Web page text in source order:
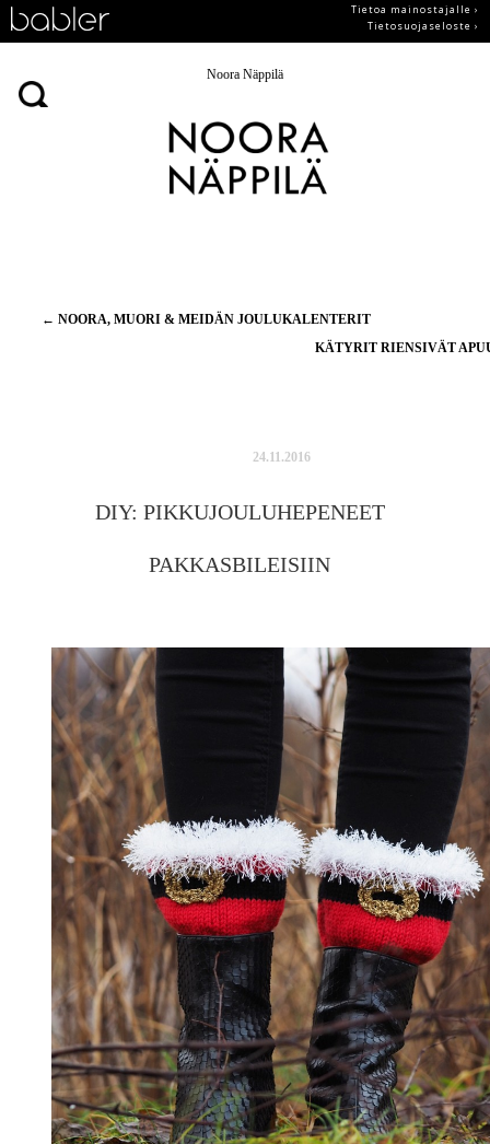
Tietoa mainostajalle ›
Tietosuojaseloste ›
Noora Näppilä
Artikkelien
← NOORA, MUORI & MEIDÄN JOULUKALENTERIT
KÄTYRIT RIENSIVÄT
24.11.2016
DIY: PIKKUJOULUHEPENEET
PAKKASBILEISIIN